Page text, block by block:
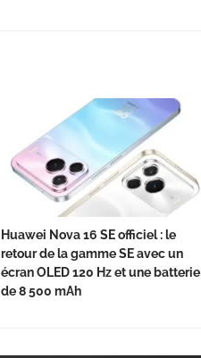
Huawei Nova 16 SE officiel : le
retour de la gamme SE avec un
écran OLED 120 Hz et une batterie
de 8 500 mAh